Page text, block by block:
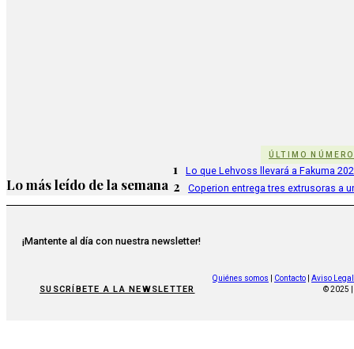
ÚLTIMO NÚMERO
Lo más leído de la semana
1 Lo que Lehvoss llevará a Fakuma
2 Coperion entrega tres extrusoras a
¡Mantente al día con nuestra newsletter!
SUSCRÍBETE A LA NEWSLETTER
Quiénes somos Contacto
Aviso Legal
© 2025